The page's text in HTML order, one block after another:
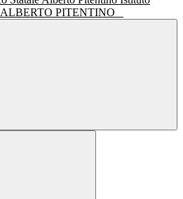
ALBERTO PITENTINO